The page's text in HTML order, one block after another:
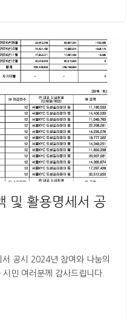
및 활용명세서 공
공시 2024년 참여와 나눔의
민 여러분께 감사드립니다.